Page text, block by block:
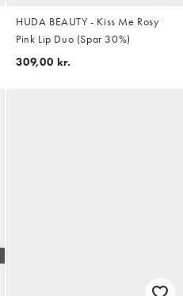
HUDA BEAUTY - Kiss Me Rosy
Pink Lip Duo (Spar 30%)
309,00 kr.